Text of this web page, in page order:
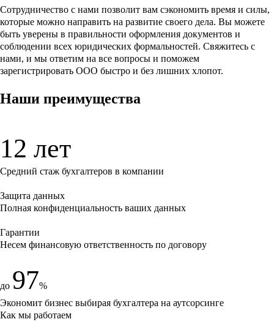
Сотрудничество с нами позволит вам сэкономить время и силы,
которые можно направить на развитие своего дела. Вы можете
быть уверены в правильности оформления документов и
соблюдении всех юридических формальностей. Свяжитесь с
нами, и мы ответим на все вопросы и поможем
зарегистрировать ООО быстро и без лишних хлопот.
Наши преимущества
12 лет
Средний стаж бухгалтеров в компании
Защита данных
Полная конфиденциальность ваших данных
Гарантии
Несем финансовую ответственность по договору
до 97%
Экономит бизнес выбирая бухгалтера на аутсорсинге
Как мы работаем